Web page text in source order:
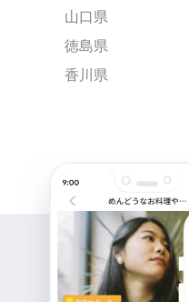
山口県
徳島県
香川県